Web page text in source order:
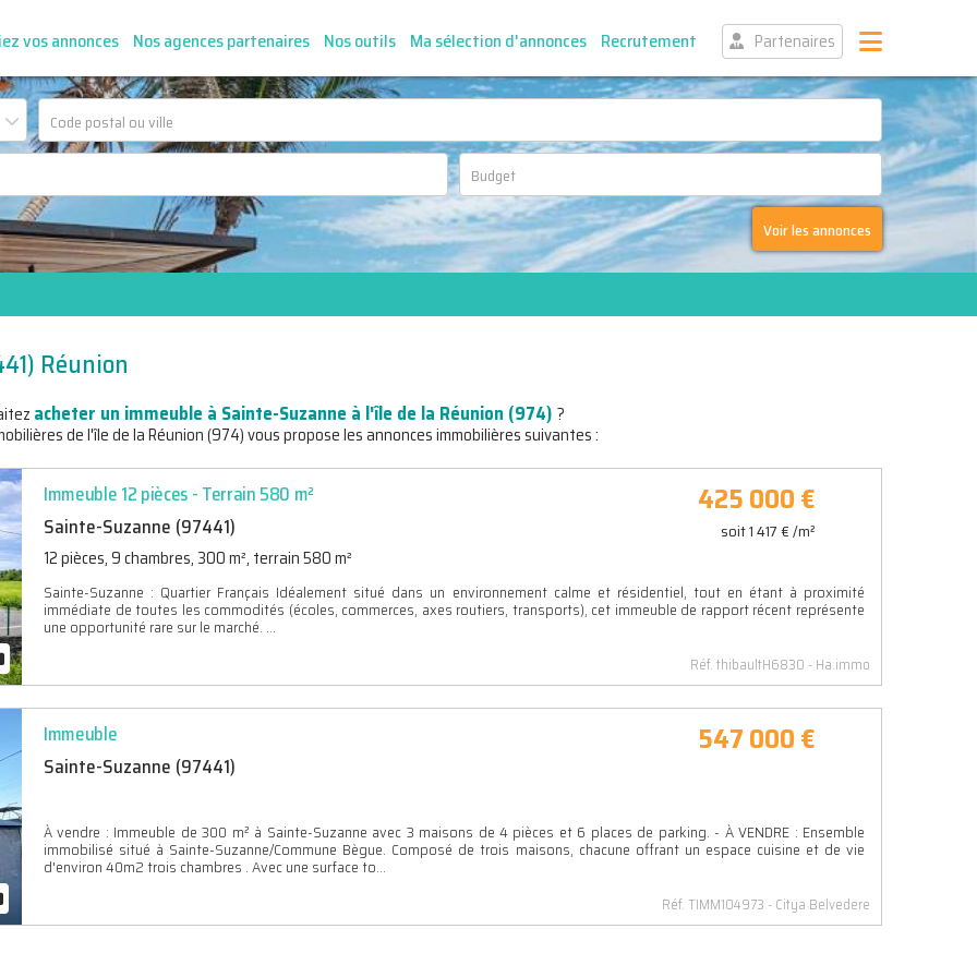
vos annonces Nos agences partenaires Nos outils Ma sélection d'annonces Recrutement Partenaires
Voir les annonces
Réunion
acheter un immeuble à Sainte-Suzanne à l'île de la Réunion (974) ?
de l'île de la Réunion (974) vous propose les annonces immobilières suivantes :
Immeuble 12 pièces - Terrain 580 m²
Sainte-Suzanne (97441)
12 pièces, 9 chambres, 300 m², terrain 580 m²
Sainte-Suzanne : Quartier Français Idéalement situé dans un environnement calme et résidentiel, tout en étant à proximité
immédiate de toutes les commodités (écoles, commerces, axes routiers, transports), cet immeuble de rapport récent représente
une opportunité rare sur le marché. ...
Réf. thibaultH6830 Ha.immo
425 000 €
soit 1 417 € /m²
Immeuble
Sainte-Suzanne (97441)
À vendre : Immeuble de 300 m² à Sainte-Suzanne avec 3 maisons de 4 pièces et 6 places de parking. - À VENDRE : Ensemble
immobilisé situé à Sainte-Suzanne/Commune Bègue. Composé de trois maisons, chacune offrant un espace cuisine et de vie
d'environ 40m2 trois chambres . Avec une surface to...
Réf. TIMM104973 Citya Belvedere
547 000 €